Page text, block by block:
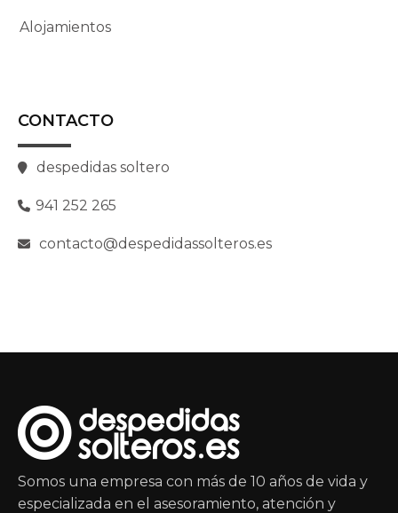
Alojamientos
CONTACTO
despedidas soltero
941 252 265
contacto@despedidassolteros.es
Somos una empresa con más de 10 años de vida y
especializada en el asesoramiento, atención y